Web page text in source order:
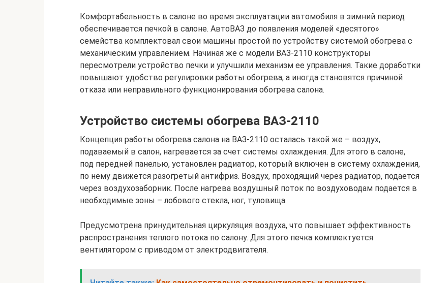
Комфортабельность в салоне во время эксплуатации автомобиля в зимний период
обеспечивается печкой в салоне. АвтоВАЗ до появления моделей «десятого»
семейства комплектовал свои машины простой по устройству системой обогрева с
механическим управлением. Начиная же с модели ВАЗ-2110 конструкторы
пересмотрели устройство печки и улучшили механизм ее управления. Такие доработки
повышают удобство регулировки работы обогрева, а иногда становятся причиной
отказа или неправильного функционирования обогрева салона.
Устройство системы обогрева ВАЗ-2110
Концепция работы обогрева салона на ВАЗ-2110 осталась такой же – воздух,
подаваемый в салон, нагревается за счет системы охлаждения. Для этого в салоне,
под передней панелью, установлен радиатор, который включен в систему охлаждения,
по нему движется разогретый антифриз. Воздух, проходящий через радиатор, подается
через воздухозаборник. После нагрева воздушный поток по воздуховодам подается в
необходимые зоны – лобового стекла, ног, туловища.
Предусмотрена принудительная циркуляция воздуха, что повышает эффективность
распространения теплого потока по салону. Для этого печка комплектуется
вентилятором с приводом от электродвигателя.